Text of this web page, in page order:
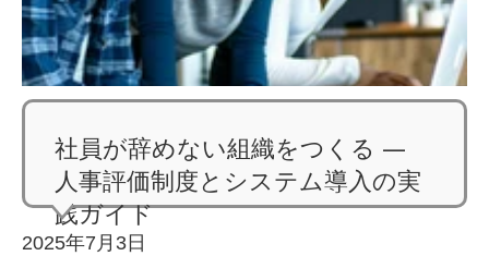
社員が辞めない組織をつくる ―
人事評価制度とシステム導入の実
践ガイド
2025年7月3日